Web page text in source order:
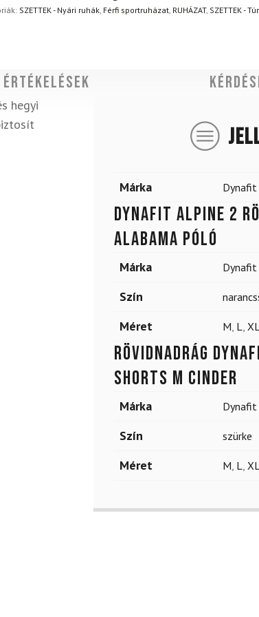
belül, indoklás nélkül.Mik a visszaküldés feltételei?
SZETTEK - Nyári ruhák, Férfi sportruházat, RUHÁZAT, SZETTEK -
Értékelések
hegyi
Márka Dynafit
DYNAFIT Alpine 2
Alabama póló
Márka Dynafit
Szín
Méret M L XL
Rövidnadrág
Shorts M Cinder
Márka Dynafit
Szín szürke
Méret M L XL